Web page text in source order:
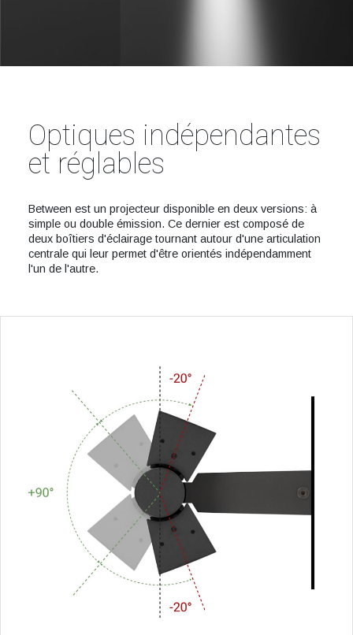
Optiques indépendantes
et réglables
Between est un projecteur disponible en deux versions: à
simple ou double émission. Ce dernier est composé de
deux boîtiers d'éclairage tournant autour d'une articulation
centrale qui leur permet d'être orientés indépendamment
l'un de l'autre.